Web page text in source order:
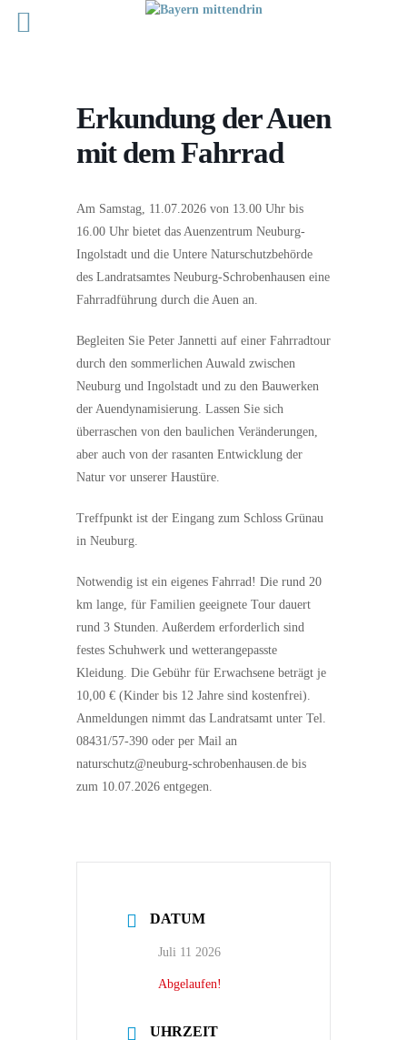
Erkundung der Auen
mit dem Fahrrad
Am Samstag, 11.07.2026 von 13.00 Uhr bis
16.00 Uhr bietet das Auenzentrum Neuburg-
Ingolstadt und die Untere Naturschutzbehörde
des Landratsamtes Neuburg-Schrobenhausen eine
Fahrradführung durch die Auen an.
Begleiten Sie Peter Jannetti auf einer Fahrradtour
durch den sommerlichen Auwald zwischen
Neuburg und Ingolstadt und zu den Bauwerken
der Auendynamisierung. Lassen Sie sich
überraschen von den baulichen Veränderungen,
aber auch von der rasanten Entwicklung der
Natur vor unserer Haustüre.
Treffpunkt ist der Eingang zum Schloss Grünau
in Neuburg.
Notwendig ist ein eigenes Fahrrad! Die rund 20
km lange, für Familien geeignete Tour dauert
rund 3 Stunden. Außerdem erforderlich sind
festes Schuhwerk und wetterangepasste
Kleidung. Die Gebühr für Erwachsene beträgt je
10,00 € (Kinder bis 12 Jahre sind kostenfrei).
Anmeldungen nimmt das Landratsamt unter Tel.
08431/57-390 oder per Mail an
naturschutz@neuburg-schrobenhausen.de bis
zum 10.07.2026 entgegen.
DATUM
Juli 11 2026
Abgelaufen!
UHRZEIT